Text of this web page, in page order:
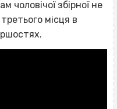
чоловічої збірної не
місця в